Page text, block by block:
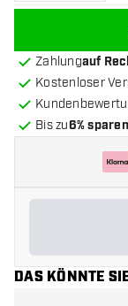
Zahlungauf
Kostenloser
Bis zu6% sparen
DAS KÖNNTE